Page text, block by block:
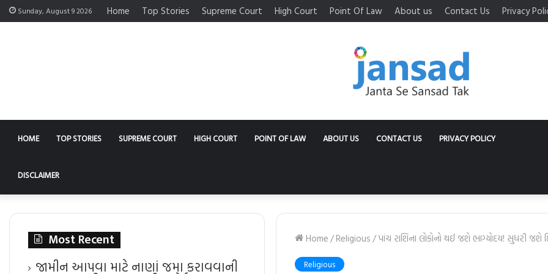
Sunday, August 9 2026 Home Top Stories Supreme Court High Court Point Of Law About us Contact Us Privacy
HOME TOP STORIES SUPREME COURT HIGH COURT POINT OF LAW ABOUT US CONTACT US PRIVACY POLICY
DISCLAIMER
Home/Religious/પાંચ રાશિના લોકોનો થઈ જશે ભાગ્યોદય! સુધરી જશે
Religious
Most Recent
જામીન આપવા માટે નાણાં જમા કરાવવાની